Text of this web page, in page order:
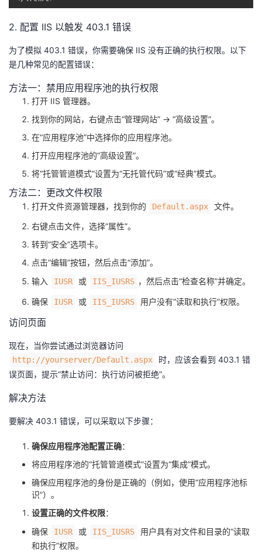
2. 配置 IIS 以触发 403.1 错误
为了模拟 403.1 错误，你需要确保 IIS 没有正确的执行权限。以下
是几种常见的配置错误：
方法一：禁用应用程序池的执行权限
打开 IIS 管理器。
找到你的网站，右键点击“管理网站” -> “高级设置”。
在“应用程序池”中选择你的应用程序池。
打开应用程序池的“高级设置”。
将“托管管道模式”设置为“无托管代码”或“经典”模式。
方法二：更改文件权限
打开文件资源管理器，找到你的 ​ ​Default.aspx​
​ 文件。
右键点击文件，选择“属性”。
转到“安全”选项卡。
点击“编辑”按钮，然后点击“添加”。
输入 ​
​IUSR​ ​ 或 ​ ​IIS_IUSRS​ ​，然后点击“检查名称”并确定。
确保 ​ ​IUSR​ ​ 或 ​ ​IIS_IUSRS​ ​ 用户没有“读取和执行”权限。
访问页面
现在，当你尝试通过浏览器访问 ​
​http://yourserver/Default.aspx​
​ 时，应该会看到 403.1 错
误页面，提示“禁止访问：执行访问被拒绝”。
解决方法
要解决 403.1 错误，可以采取以下步骤：
确保应用程序池配置正确：
将应用程序池的“托管管道模式”设置为“集成”模式。
确保应用程序池的身份是正确的（例如，使用“应用程序池标
识”）。
设置正确的文件权限：
确保 ​
​IUSR​ ​ 或 ​ ​IIS_IUSRS​
​ 用户具有对文件和目录的“读取
和执行”权限。